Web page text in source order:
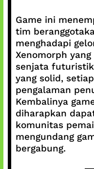
Game ini
tim
menghadapi
Xenomorph
senjata
yang solid,
pengalaman
Kembalinya
diharapkan
komunitas
mengundang
bergabung.